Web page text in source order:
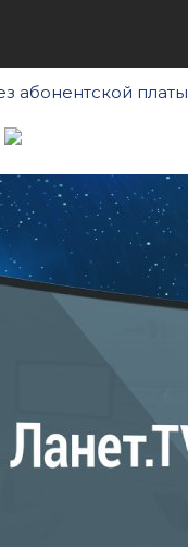
абонентской платы